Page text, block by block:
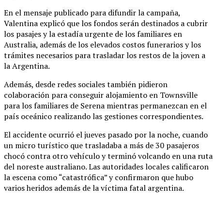
En el mensaje publicado para difundir la campaña,
Valentina explicó que los fondos serán destinados a cubrir
los pasajes y la estadía urgente de los familiares en
Australia, además de los elevados costos funerarios y los
trámites necesarios para trasladar los restos de la joven a
la Argentina.
Además, desde redes sociales también pidieron
colaboración para conseguir alojamiento en Townsville
para los familiares de Serena mientras permanezcan en el
país oceánico realizando las gestiones correspondientes.
El accidente ocurrió el jueves pasado por la noche, cuando
un micro turístico que trasladaba a más de 30 pasajeros
chocó contra otro vehículo y terminó volcando en una ruta
del noreste australiano. Las autoridades locales calificaron
la escena como “catastrófica” y confirmaron que hubo
varios heridos además de la víctima fatal argentina.